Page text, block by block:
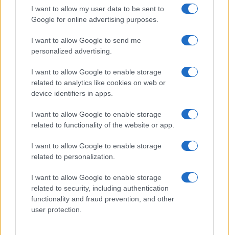
I want to allow my user data to be sent to
Google for online advertising purposes.
I want to allow Google to send me
personalized advertising.
I want to allow Google to enable storage
related to analytics like cookies on web or
device identifiers in apps.
I want to allow Google to enable storage
related to functionality of the website or app.
I want to allow Google to enable storage
related to personalization.
I want to allow Google to enable storage
related to security, including authentication
functionality and fraud prevention, and other
user protection.
Cómo escribir crónicas culturales con
Explora las técnicas esenciales para escribir crónicas
culturales…